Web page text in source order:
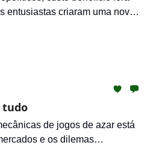
entusiastas criaram uma nova
tudo
de jogos de azar está
e os dilemas